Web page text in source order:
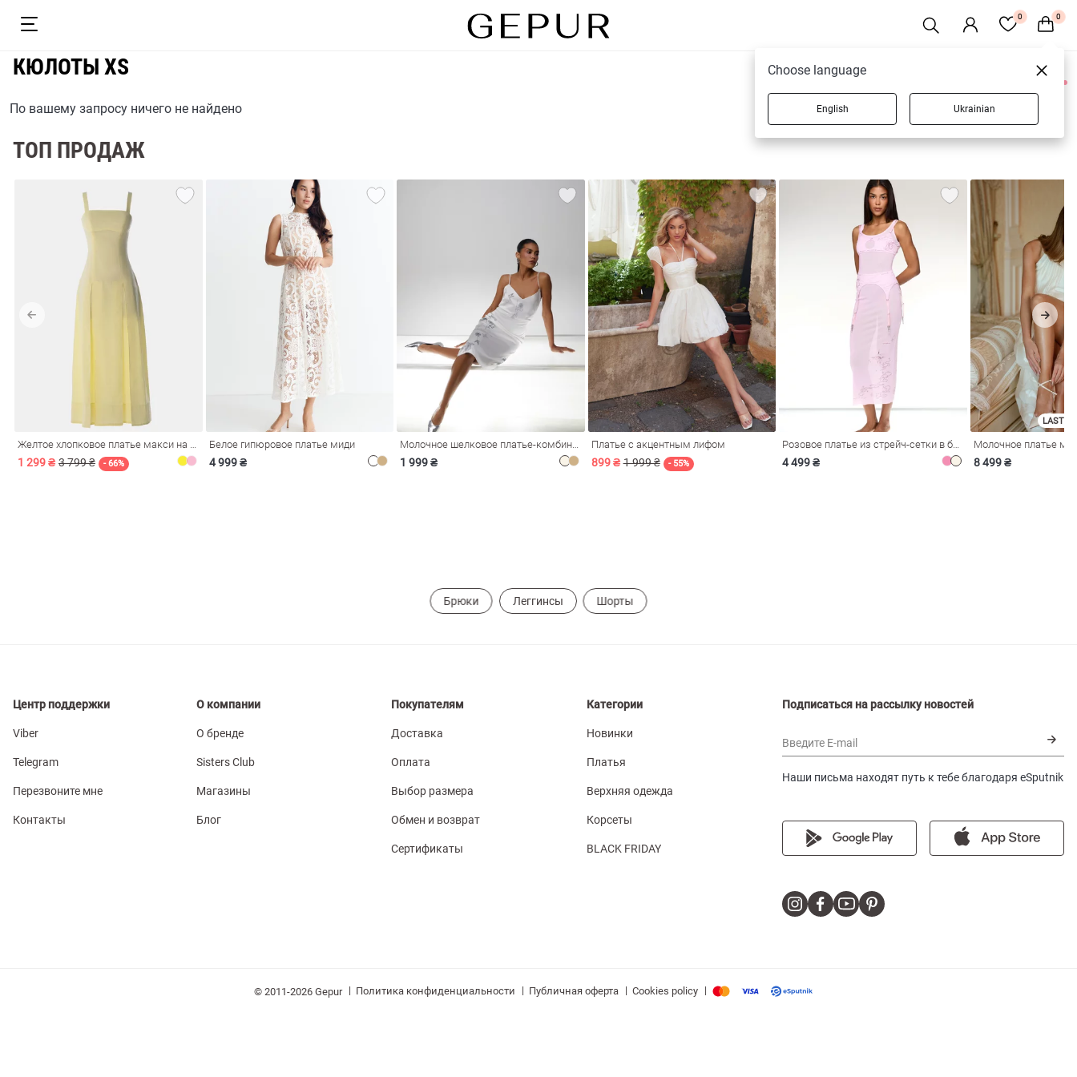
0 0
КЮЛОТЫ XS
0 товаров
По вашему запросу ничего не найдено
ТОП ПРОДАЖ
1 299 ₴ 3 799 ₴ - 66%
Белое гипюровое платье миди
4 999 ₴ 1 999 ₴
Платье с акцентным лифом
899 ₴ 1 999 ₴ - 55% 4 499 ₴
LAST
8 499 ₴
Брюки Леггинсы Шорты
Центр поддержки
Viber
Telegram
Перезвоните мне
Контакты
О компании
О бренде
Sisters Club
Магазины
Блог
Покупателям
Доставка
Оплата
Выбор размера
Обмен и возврат
Сертификаты
Категории
Новинки
Платья
Верхняя одежда
Корсеты
BLACK FRIDAY
Подписаться на рассылку новостей
Введите E-mail
Наши письма находят путь к тебе благодаря eSputnik
© 2011-2026 Gepur | Политика конфиденциальности | Публичная оферта | Cookies policy |
Choose language
English Ukrainian